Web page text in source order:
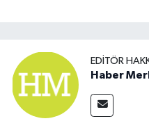
EDITÖR
Haber